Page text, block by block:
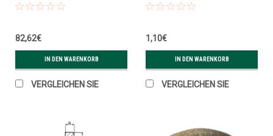
82,62€
IN DEN WARENKORB
VERGLEICHEN SIE
1,10€
IN DEN WARENKORB
VERGLEICHEN SIE